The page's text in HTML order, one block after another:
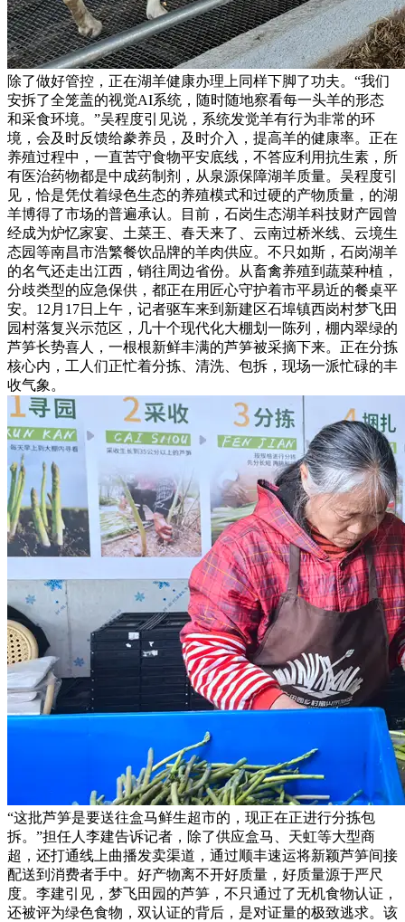
除了做好管控，正在湖羊健康办理上同样下脚了功夫。“我们
安拆了全笼盖的视觉AI系统，随时随地察看每一头羊的形态
和采食环境。”吴程度引见说，系统发觉羊有行为非常的环
境，会及时反馈给豢养员，及时介入，提高羊的健康率。正在
养殖过程中，一直苦守食物平安底线，不答应利用抗生素，所
有医治药物都是中成药制剂，从泉源保障湖羊质量。吴程度引
见，恰是凭仗着绿色生态的养殖模式和过硬的产物质量，的湖
羊博得了市场的普遍承认。目前，石岗生态湖羊科技财产园曾
经成为炉忆家宴、土菜王、春天来了、云南过桥米线、云境生
态园等南昌市浩繁餐饮品牌的羊肉供应。不只如斯，石岗湖羊
的名气还走出江西，销往周边省份。从畜禽养殖到蔬菜种植，
分歧类型的应急保供，都正在用匠心守护着市平易近的餐桌平
安。12月17日上午，记者驱车来到新建区石埠镇西岗村梦飞田
园村落复兴示范区，几十个现代化大棚划一陈列，棚内翠绿的
芦笋长势喜人，一根根新鲜丰满的芦笋被采摘下来。正在分拣
核心内，工人们正忙着分拣、清洗、包拆，现场一派忙碌的丰
收气象。
“这批芦笋是要送往盒马鲜生超市的，现正在正进行分拣包
拆。”担任人李建告诉记者，除了供应盒马、天虹等大型商
超，还打通线上曲播发卖渠道，通过顺丰速运将新颖芦笋间接
配送到消费者手中。好产物离不开好质量，好质量源于严尺
度。李建引见，梦飞田园的芦笋，不只通过了无机食物认证，
还被评为绿色食物，双认证的背后，是对证量的极致逃求。该